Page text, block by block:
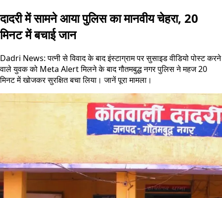
दादरी में सामने आया पुलिस का मानवीय चेहरा, 20
मिनट में बचाई जान
Dadri News: पत्नी से विवाद के बाद इंस्टाग्राम पर सुसाइड वीडियो पोस्ट करने
वाले युवक को Meta Alert मिलने के बाद गौतमबुद्ध नगर पुलिस ने महज 20
मिनट में खोजकर सुरक्षित बचा लिया। जानें पूरा मामला।